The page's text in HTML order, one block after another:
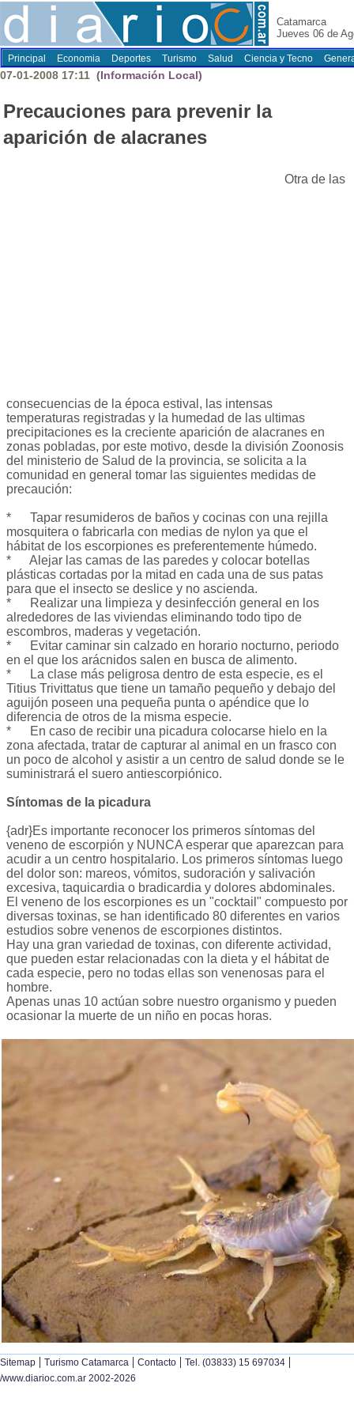
Catamarca
Jueves 06 de
Principal Economia Deportes Turismo Salud Ciencia y Tecno
07-01-2008 17:11 (Información Local)
Precauciones para prevenir la
aparición de alacranes
Otra de las
consecuencias de la época estival, las intensas
temperaturas registradas y la humedad de las ultimas
precipitaciones es la creciente aparición de alacranes en
zonas pobladas, por este motivo, desde la división Zoonosis
del ministerio de Salud de la provincia, se solicita a la
comunidad en general tomar las siguientes medidas de
precaución:
* Tapar resumideros de baños y cocinas con una rejilla
mosquitera o fabricarla con medias de nylon ya que el
hábitat de los escorpiones es preferentemente húmedo.
* Alejar las camas de las paredes y colocar botellas
plásticas cortadas por la mitad en cada una de sus patas
para que el insecto se deslice y no ascienda.
* Realizar una limpieza y desinfección general en los
alrededores de las viviendas eliminando todo tipo de
escombros, maderas y vegetación.
* Evitar caminar sin calzado en horario nocturno, periodo
en el que los arácnidos salen en busca de alimento.
* La clase más peligrosa dentro de esta especie, es el
Titius Trivittatus que tiene un tamaño pequeño y debajo del
aguijón poseen una pequeña punta o apéndice que lo
diferencia de otros de la misma especie.
* En caso de recibir una picadura colocarse hielo en la
zona afectada, tratar de capturar al animal en un frasco con
un poco de alcohol y asistir a un centro de salud donde se le
suministrará el suero antiescorpiónico.
Síntomas de la picadura
{adr}Es importante reconocer los primeros síntomas del
veneno de escorpión y NUNCA esperar que aparezcan para
acudir a un centro hospitalario. Los primeros síntomas luego
del dolor son: mareos, vómitos, sudoración y salivación
excesiva, taquicardia o bradicardia y dolores abdominales.
El veneno de los escorpiones es un "cocktail" compuesto por
diversas toxinas, se han identificado 80 diferentes en varios
estudios sobre venenos de escorpiones distintos.
Hay una gran variedad de toxinas, con diferente actividad,
que pueden estar relacionadas con la dieta y el hábitat de
cada especie, pero no todas ellas son venenosas para el
hombre.
Apenas unas 10 actúan sobre nuestro organismo y pueden
ocasionar la muerte de un niño en pocas horas.
Sitemap | Turismo Catamarca | Contacto | Tel. (03833) 15 697034 |
/www.diarioc.com.ar 2002-2026